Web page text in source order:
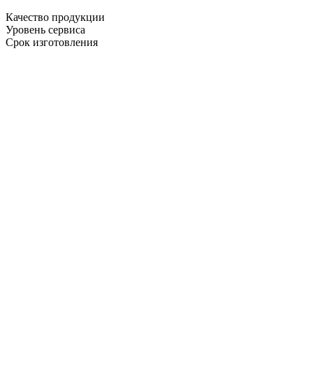
Качество продукции
Уровень сервиса
Срок изготовления